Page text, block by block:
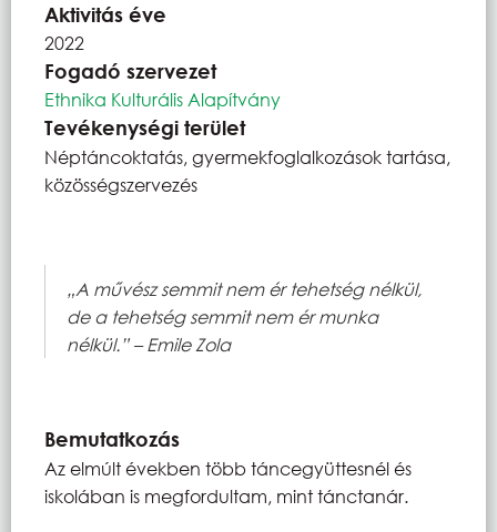
Aktivitás éve
2022
Fogadó szervezet
Ethnika Kulturális Alapítvány
Tevékenységi terület
Néptáncoktatás, gyermekfoglalkozások tartása,
közösségszervezés
„A művész semmit nem ér tehetség nélkül,
de a tehetség semmit nem ér munka
nélkül.” – Emile Zola
Bemutatkozás
Az elmúlt években több táncegyüttesnél és
iskolában is megfordultam, mint tánctanár.